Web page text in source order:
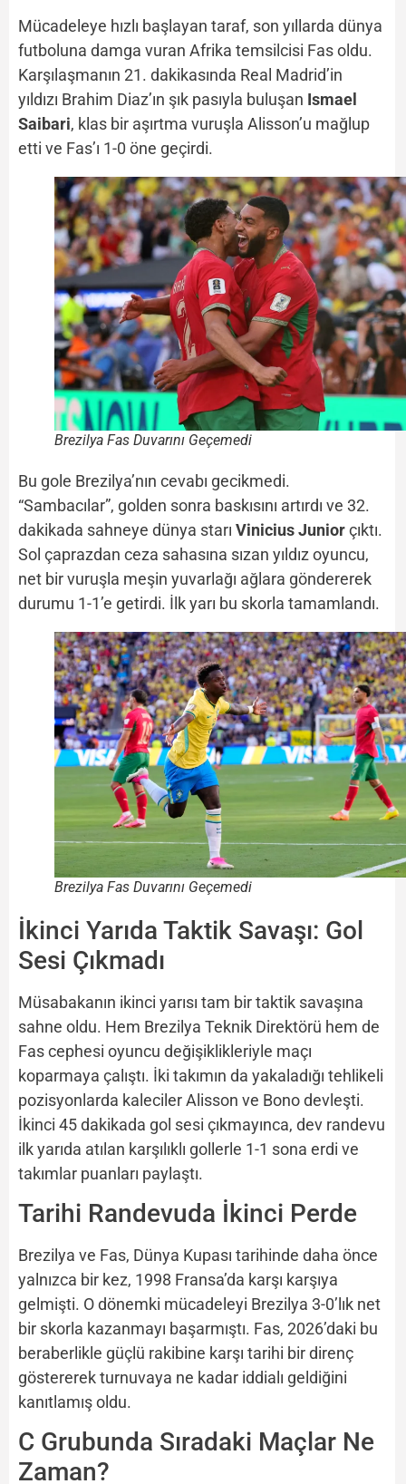
Mücadeleye hızlı başlayan taraf, son yıllarda dünya
futboluna damga vuran Afrika temsilcisi Fas oldu.
Karşılaşmanın 21. dakikasında Real Madrid’in
yıldızı Brahim Diaz’ın şık pasıyla buluşan Ismael
Saibari, klas bir aşırtma vuruşla Alisson’u mağlup
etti ve Fas’ı 1-0 öne geçirdi.
Brezilya Fas Duvarını Geçemedi
Bu gole Brezilya’nın cevabı gecikmedi.
“Sambacılar”, golden sonra baskısını artırdı ve 32.
dakikada sahneye dünya starı Vinicius Juniorçıktı.
Sol çaprazdan ceza sahasına sızan yıldız oyuncu,
net bir vuruşla meşin yuvarlağı ağlara göndererek
durumu 1-1’e getirdi. İlk yarı bu skorla tamamlandı.
Brezilya Fas Duvarını Geçemedi
İkinci Yarıda Taktik Savaşı: Gol
Sesi Çıkmadı
Müsabakanın ikinci yarısı tam bir taktik savaşına
sahne oldu. Hem Brezilya Teknik Direktörü hem de
Fas cephesi oyuncu değişiklikleriyle maçı
koparmaya çalıştı. İki takımın da yakaladığı tehlikeli
pozisyonlarda kaleciler Alisson ve Bono devleşti.
İkinci 45 dakikada gol sesi çıkmayınca, dev randevu
ilk yarıda atılan karşılıklı gollerle 1-1 sona erdi ve
takımlar puanları paylaştı.
Tarihi Randevuda İkinci Perde
Brezilya ve Fas, Dünya Kupası tarihinde daha önce
yalnızca bir kez, 1998 Fransa’da karşı karşıya
gelmişti. O dönemki mücadeleyi Brezilya 3-0’lık net
bir skorla kazanmayı başarmıştı. Fas, 2026’daki bu
beraberlikle güçlü rakibine karşı tarihi bir direnç
göstererek turnuvaya ne kadar iddialı geldiğini
kanıtlamış oldu.
C Grubunda Sıradaki Maçlar Ne
Zaman?